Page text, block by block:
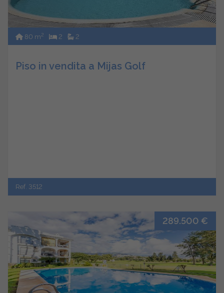
80 m2 2 2
Piso in vendita a Mijas Golf
Ref. 3512
289.500 €